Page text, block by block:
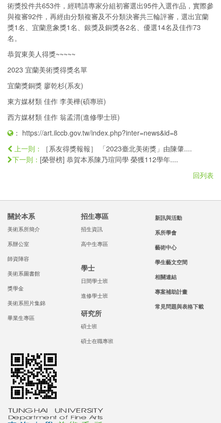
術獎投件共653件，經聘請專家分組初審選出95件入選作品，實際參
與複審92件，再經由分類複審及不分類決審共三輪評審，選出宜蘭
獎1名、宜蘭意象獎1名、銀獎及銅獎各2名、優選14名及佳作73
名。
恭賀東美人得獎~~~~~
2023 宜蘭美術獎得獎名單
宜蘭獎銅獎 廖乾杉(系友)
東方媒材類 佳作 李美樺(碩專班)
西方媒材類 佳作 翁孟渭(進修學士班)
： https://art.ilccb.gov.tw/index.php?inter=news&id=8
上一則： ［系友得獎報報］ 「2023臺北美術獎」由陳肇....
下一則： [榮譽榜] 恭賀本系陳乃瑄同學 榮獲112學年....
回列表
關於本系
美術系所簡介
系辦公室
師資陣容
美術系圖書館
獎學金
美術系照片集錦
畢業生專區
招生專區
招生資訊
高中生專區
學士
日間學士班
進修學士班
研究所
碩士班
碩士在職專班
新訊與活動
系所學會
藝術中心
學生藝文空間
相關連結
專案補助計畫
常見問題與表格下載